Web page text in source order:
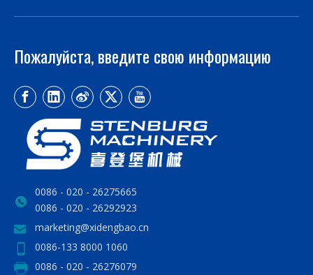
Пожалуйста, введите свою информацию
0086 - 020 - 26275665
0086 - 020 - 26292923
marketing@xidengbao.cn
0086-133 8000 1060
0086 - 020 - 26276079